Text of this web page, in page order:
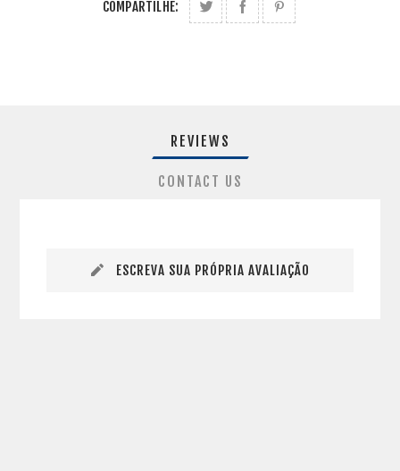
COMPARTILHE:
REVIEWS
CONTACT US
ESCREVA SUA PRÓPRIA AVALIAÇÃO